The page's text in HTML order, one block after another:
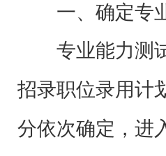
一、确定专
专业能力测试
招录职位录用计
分依次确定，进